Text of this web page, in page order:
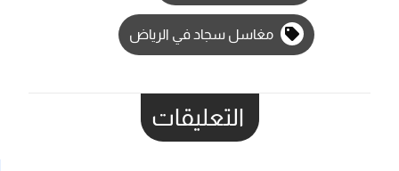
مغاسل سجاد في الرياض
التعليقات